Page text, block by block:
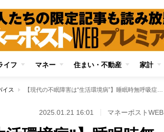
イフ マネー 住まい・不動産 家計
イス 【現代の不眠障害は“生活環境病”】睡眠時無呼吸症候群（SAS）患者が肥満症と糖尿病を併発しているケースが多い理由 睡眠不足の日本人が抱える健康リスク【専門医が解説】
2025.01.21 16:01 マネーポストWEB